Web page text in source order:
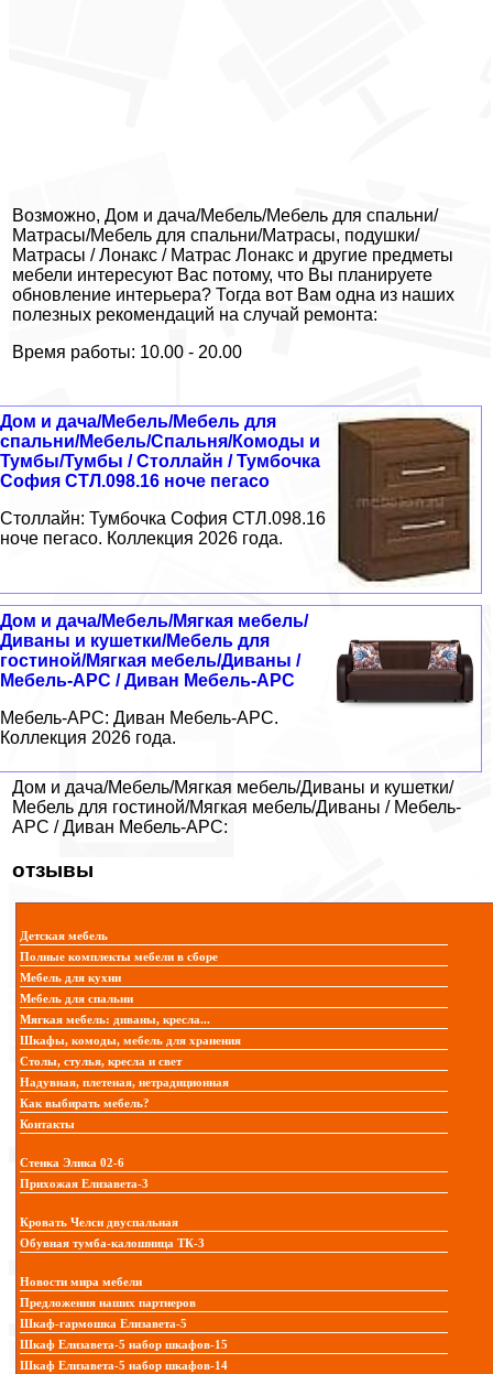
Возможно, Дом и дача/Мебель/Мебель для спальни/
Матрасы/Мебель для спальни/Матрасы, подушки/
Матрасы / Лонакс / Матрас Лонакс и другие предметы
мебели интересуют Вас потому, что Вы планируете
обновление интерьера? Тогда вот Вам одна из наших
полезных рекомендаций на случай ремонта:
Время работы: 10.00 - 20.00
Дом и дача/Мебель/Мебель для
спальни/Мебель/Спальня/Комоды и
Тумбы/Тумбы / Столлайн / Тумбочка
София СТЛ.098.16 ноче пегасо
Столлайн: Тумбочка София СТЛ.098.16
ноче пегасо. Коллекция 2026 года.
Дом и дача/Мебель/Мягкая мебель/
Диваны и кушетки/Мебель для
гостиной/Мягкая мебель/Диваны /
Мебель-АРС / Диван Мебель-АРС
Мебель-АРС: Диван Мебель-АРС.
Коллекция 2026 года.
Дом и дача/Мебель/Мягкая мебель/Диваны и кушетки/
Мебель для гостиной/Мягкая мебель/Диваны / Мебель-
АРС / Диван Мебель-АРС:
отзывы
Детская мебель
Полные комплекты мебели в сборе
Мебель для кухни
Мебель для спальни
Мягкая мебель: диваны, кресла...
Шкафы, комоды, мебель для хранения
Столы, стулья, кресла и свет
Надувная, плетеная, нетрадиционная
Как выбирать мебель?
Контакты
Стенка Элика 02-6
Прихожая Елизавета-3
Кровать Челси двуспальная
Обувная тумба-калошница ТК-3
Новости мира мебели
Предложения наших партнеров
Шкаф-гармошка Елизавета-5
Шкаф Елизавета-5 набор шкафов-15
Шкаф Елизавета-5 набор шкафов-14